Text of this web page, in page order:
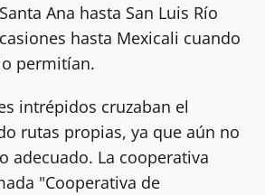
Ana hasta San Luis Río
hasta Mexicali cuando
permitían.
intrépidos cruzaban el
rutas propias, ya que aún no
adecuado. La cooperativa
"Cooperativa de